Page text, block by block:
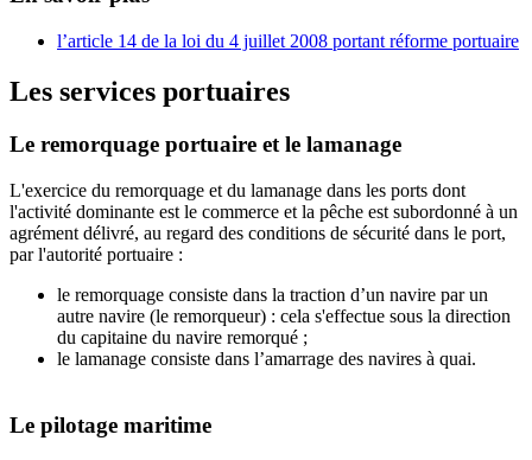
l’article 14 de la loi du 4 juillet 2008 portant réforme portuaire
Les services portuaires
Le remorquage portuaire et le lamanage
L'exercice du remorquage et du lamanage dans les ports dont
l'activité dominante est le commerce et la pêche est subordonné à un
agrément délivré, au regard des conditions de sécurité dans le port,
par l'autorité portuaire :
le remorquage consiste dans la traction d’un navire par un
autre navire (le remorqueur) : cela s'effectue sous la direction
du capitaine du navire remorqué ;
le lamanage consiste dans l’amarrage des navires à quai.
Le pilotage maritime